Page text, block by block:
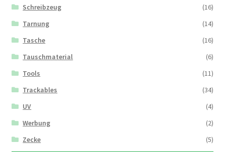
Schreibzeug
(16)
Tarnung
(14)
Tasche
(16)
Tauschmaterial
(6)
Tools
(11)
Trackables
(34)
UV
(4)
Werbung
(2)
Zecke
(5)